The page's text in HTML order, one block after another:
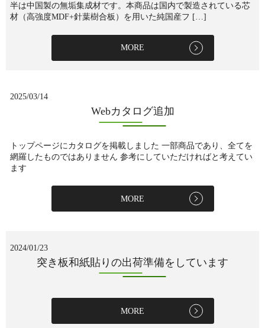
半は中国製の無垢集成材です。本商品は国内で製造されている芯
材（高強度MDF+針葉樹合板）を用いた純国産フ […]
MORE
2025/03/14
Webカタログ追加
トップページにカタログを掲載しました 一部商品であり、全てを
網羅したものではありません 参考にしていただければと考えてい
ます
MORE
2024/01/23
突き板和紙貼りの出荷準備をしています
MORE